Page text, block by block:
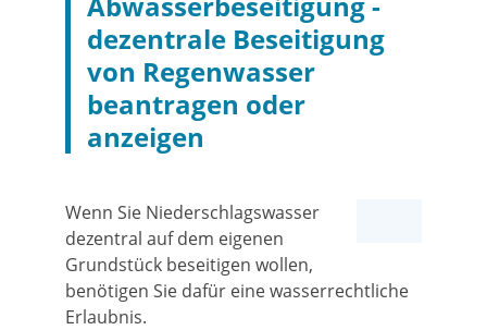
dezentrale Beseitigung
von Regenwasser
beantragen oder
anzeigen
Wenn Sie Niederschlagswasser
dezentral auf dem eigenen
Grundstück beseitigen wollen,
benötigen Sie dafür eine wasserrechtliche
Erlaubnis.